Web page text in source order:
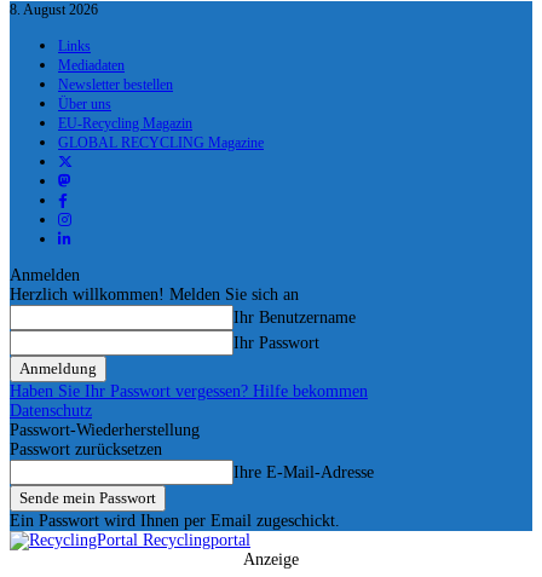
8. August 2026
Links
Mediadaten
Newsletter bestellen
Über uns
EU-Recycling Magazin
GLOBAL RECYCLING Magazine
Anmelden
Herzlich willkommen! Melden Sie sich an
Ihr Benutzername
Ihr Passwort
Haben Sie Ihr Passwort vergessen? Hilfe bekommen
Datenschutz
Passwort-Wiederherstellung
Passwort zurücksetzen
Ihre E-Mail-Adresse
Ein Passwort wird Ihnen per Email zugeschickt.
Recyclingportal
Anzeige